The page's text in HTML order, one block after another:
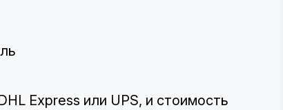
Express или UPS, и стоимость